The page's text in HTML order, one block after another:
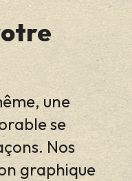
une
se
Nos
graphique